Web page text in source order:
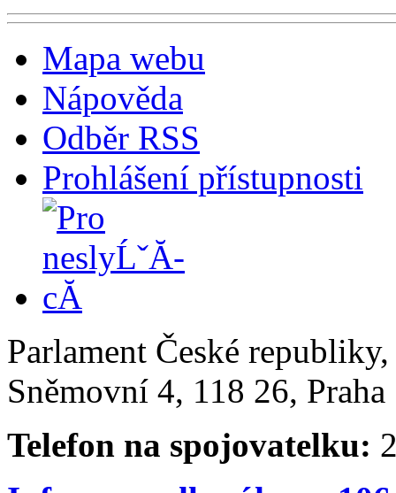
Mapa webu
Nápověda
Odběr RSS
Prohlášení přístupnosti
Parlament České
Sněmovní 4, 118 26,
Telefon na spojovatelku: